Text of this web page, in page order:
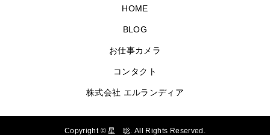
HOME
BLOG
お仕事カメラ
コンタクト
株式会社 エルランディア
Copyright ©星 聡. All Rights Reserved.